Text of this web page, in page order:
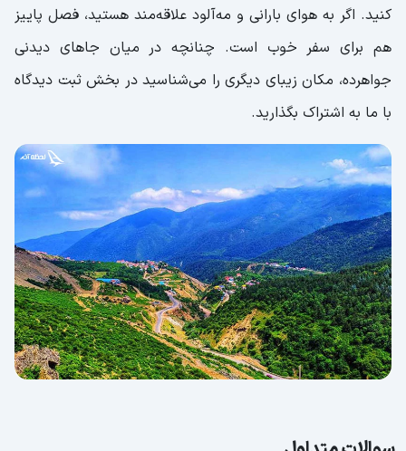
کنید. اگر به هوای بارانی و مه‌آلود علاقه‌مند هستید، فصل پاییز
هم برای سفر خوب است. چنانچه در میان جاهای دیدنی
جواهرده، مکان زیبای دیگری را می‌شناسید در بخش ثبت دیدگاه
با ما به اشتراک بگذارید.